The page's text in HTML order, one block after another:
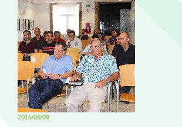
2015/06/09